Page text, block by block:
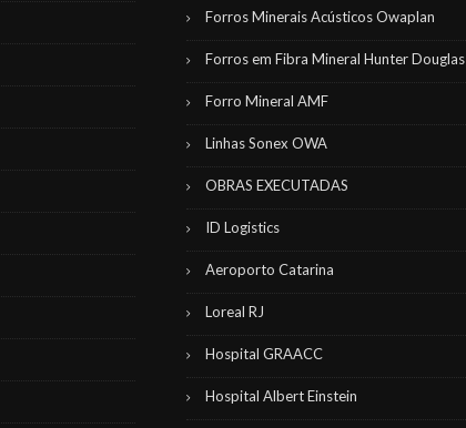
Forros Minerais Acústicos Owaplan
Forros em Fibra Mineral Hunter Douglas
Forro Mineral AMF
Linhas Sonex OWA
OBRAS EXECUTADAS
ID Logistics
Aeroporto Catarina
Loreal RJ
Hospital GRAACC
Hospital Albert Einstein